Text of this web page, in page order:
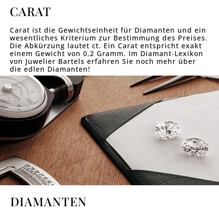
CARAT
Carat ist die Gewichtseinheit für Diamanten und ein
wesentliches Kriterium zur Bestimmung des Preises.
Die Abkürzung lautet ct. Ein Carat entspricht exakt
einem Gewicht von 0,2 Gramm. Im Diamant-Lexikon
von Juwelier Bartels erfahren Sie noch mehr über
die edlen Diamanten!
DIAMANTEN